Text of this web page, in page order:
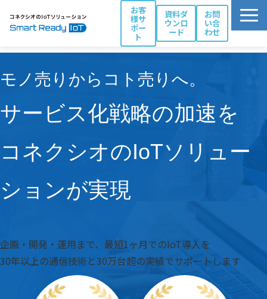
お客
様サ
ポー
ト
資料ダ
ウンロ
ード
お問
い合
わせ
コネクシオIoTの強み
製品・サービス
導入事例
ブログ
お役立ち資料
パートナー一覧
モノ売りからコト売りへ。
サービス化戦略の加速を
コネクシオのIoTソリュー
ションが実現
企画・開発・運用まで、最短1ヶ月でのIoT導入を
30年以上の通信技術と30万台超の実績でサポートします